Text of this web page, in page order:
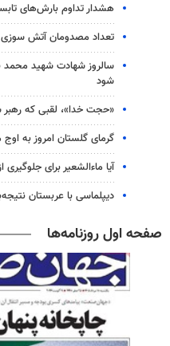
هشدار تداوم بارش‌های تابستانه و
تعداد مصدومان آتش سوزی
سالروز شهادت شهید محمد
شود
«حجت خدا»، لقبی که
گرمای گلستان امروز به
آیا ماءالشعیر برای
دیپلماسی با عربستان
صفحه اول روزنامه‌ها